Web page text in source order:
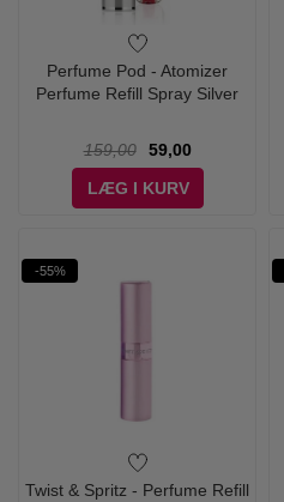
Perfume Pod - Atomizer
Perfume Refill Spray Silver
159,00
59,00
LÆG I KURV
-55%
Twist & Spritz - Perfume Refill